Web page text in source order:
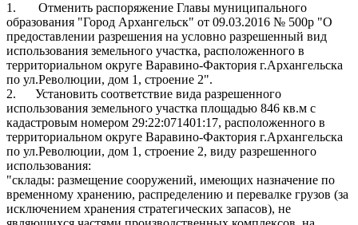
1. Отменить распоряжение Главы муниципального
образования "Город Архангельск" от 09.03.2016 № 500р "О
предоставлении разрешения на условно разрешенный вид
использования земельного участка, расположенного в
территориальном округе Варавино-Фактория г.Архангельска
по ул.Революции, дом 1, строение 2".
2. Установить соответствие вида разрешенного
использования земельного участка площадью 846 кв.м с
кадастровым номером 29:22:071401:17, расположенного в
территориальном округе Варавино-Фактория г.Архангельска
по ул.Революции, дом 1, строение 2, виду разрешенного
использования:
"склады: размещение сооружений, имеющих назначение по
временному хранению, распределению и перевалке грузов (за
исключением хранения стратегических запасов), не